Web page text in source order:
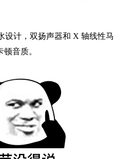
设计，双扬声器和 X 轴线性马
音质。